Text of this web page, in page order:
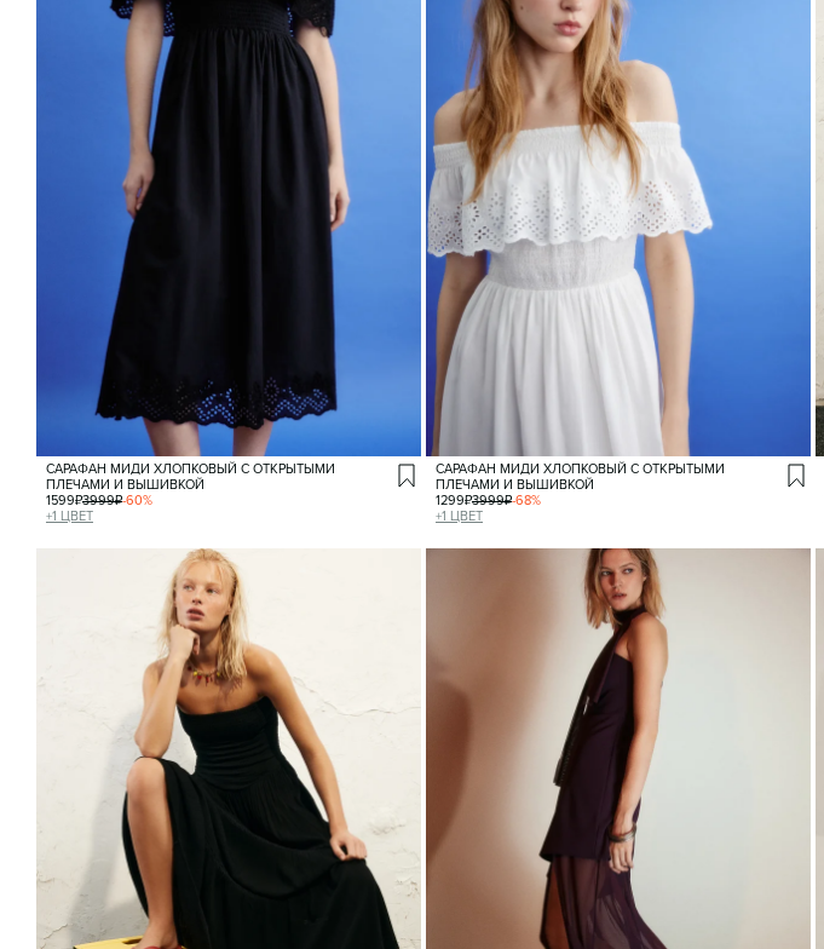
САРАФАН МИДИ ХЛОПКОВЫЙ С ОТКРЫТЫМИ
ПЛЕЧАМИ И ВЫШИВКОЙ
1599₽3999₽-60%
+1 ЦВЕТ
САРАФАН МИДИ ХЛОПКОВЫЙ С ОТКРЫТЫМИ
ПЛЕЧАМИ И ВЫШИВКОЙ
1299₽3999₽-68%
+1 ЦВЕТ